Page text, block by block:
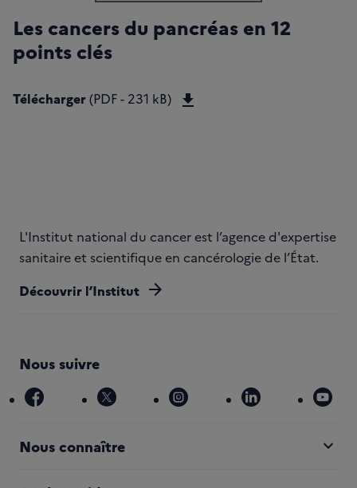
Les cancers du pancréas en 12
points clés
Télécharger(PDF - 231 kB)
L'Institut national du cancer est l’agence d'expertise
sanitaire et scientifique en cancérologie de l’État.
Découvrir l’Institut arrow_forward
Nous suivre
facebook x instagram linkedin
Nous connaître expand_more